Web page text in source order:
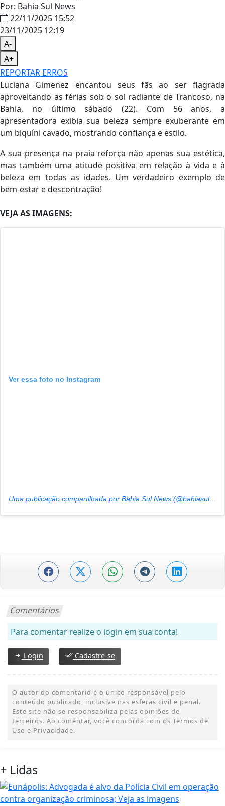
Por: Bahia Sul News
22/11/2025 15:52
23/11/2025 12:19
A-
A+
REPORTAR ERROS
Luciana Gimenez encantou seus fãs ao ser flagrada
aproveitando as férias sob o sol radiante de Trancoso, na
Bahia, no último sábado (22). Com 56 anos, a
apresentadora exibia sua beleza sempre exuberante em
um biquíni cavado, mostrando confiança e estilo.
A sua presença na praia reforça não apenas sua estética,
mas também uma atitude positiva em relação à vida e à
beleza em todas as idades. Um verdadeiro exemplo de
bem-estar e descontração!
VEJA AS IMAGENS:
Ver essa foto no Instagram
Uma publicação compartilhada por Bahia Sul News (@bahiasul.news)
Comentários
Para comentar realize o login em sua conta!
Login Cadastre-se
O autor do comentário é o único responsável pelo
conteúdo publicado, inclusive nas esferas civil e penal.
Este site não se responsabiliza pelas opiniões de
terceiros. Ao comentar, você concorda com os Termos de
Uso e Privacidade.
+ Lidas